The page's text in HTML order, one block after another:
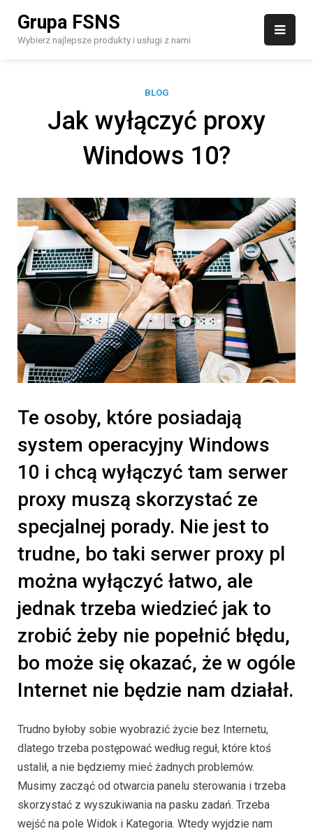
content
Grupa FSNS
Wybierz najlepsze produkty i usługi z nami
BLOG
Jak wyłączyć proxy
Windows 10?
Te osoby, które posiadają
system operacyjny Windows
10 i chcą wyłączyć tam serwer
proxy muszą skorzystać ze
specjalnej porady. Nie jest to
trudne, bo taki serwer proxy pl
można wyłączyć łatwo, ale
jednak trzeba wiedzieć jak to
zrobić żeby nie popełnić błędu,
bo może się okazać, że w ogóle
Internet nie będzie nam działał.
Trudno byłoby sobie wyobrazić życie bez Internetu,
dlatego trzeba postępować według reguł, które ktoś
ustalił, a nie będziemy mieć żadnych problemów.
Musimy zacząć od otwarcia panelu sterowania i trzeba
skorzystać z wyszukiwania na pasku zadań. Trzeba
wejść na pole Widok i Kategoria. Wtedy wyjdzie nam